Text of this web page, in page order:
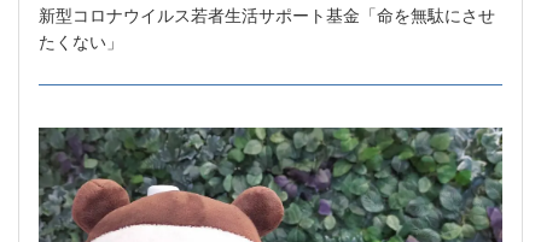
新型コロナウイルス若者生活サポート基金「命を無駄にさせ
たくない」